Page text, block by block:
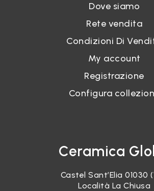
Dove siamo
Rete vendita
Condizioni Di
My account
Registrazione
Configura
Ceramica
Castel Sant’Elia 01030
Località La Chiusa